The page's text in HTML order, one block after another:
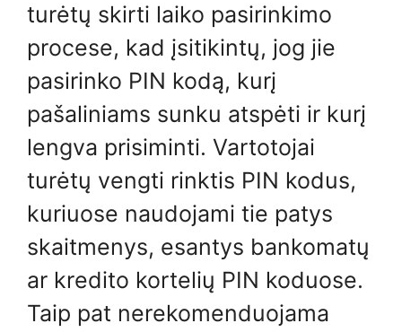
turėtų skirti laiko pasirinkimo
procese, kad įsitikintų, jog jie
pasirinko PIN kodą, kurį
pašaliniams sunku atspėti ir kurį
lengva prisiminti. Vartotojai
turėtų vengti rinktis PIN kodus,
kuriuose naudojami tie patys
skaitmenys, esantys bankomatų
ar kredito kortelių PIN koduose.
Taip pat nerekomenduojama